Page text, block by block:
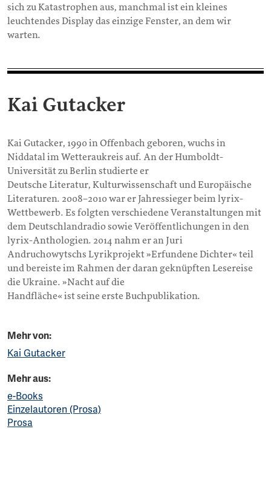
sich zu Katastrophen aus, manchmal ist ein kleines
leuchtendes Display das einzige Fenster, an dem wir
warten.
Kai Gutacker
Kai Gutacker, 1990 in Offenbach geboren, wuchs in
Niddatal im Wetteraukreis auf. An der Humboldt-
Universität zu Berlin studierte er
Deutsche Literatur, Kulturwissenschaft und Europäische
Literaturen. 2008–2010 war er Jahressieger beim lyrix-
Wettbewerb. Es folgten verschiedene Veranstaltungen mit
dem Deutschlandradio sowie Veröffentlichungen in den
lyrix-Anthologien. 2014 nahm er an Juri
Andruchowytschs Lyrikprojekt »Erfundene Dichter« teil
und bereiste im Rahmen der daran geknüpften Lesereise
die Ukraine. »Nacht auf die
Handfläche« ist seine erste Buchpublikation.
Mehr von:
Kai Gutacker
Mehr aus:
e-Books
Einzelautoren (Prosa)
Prosa